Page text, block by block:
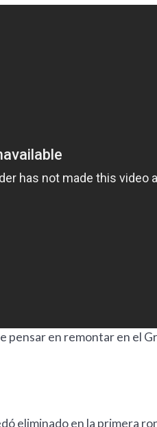
pensar en remontar en el
eliminado en la primera